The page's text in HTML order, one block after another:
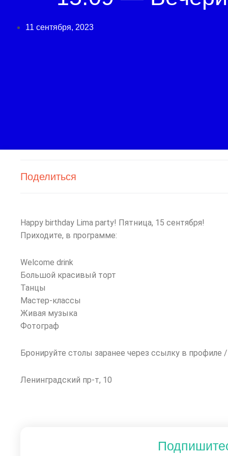
11 сентября, 2023
Поделиться
Happy birthday Lima party! Пятница, 15 сентября!
Приходите, в программе:
Welcome drink
Большой красивый торт
Танцы
Мастер-классы
Живая музыка
Фотограф
Бронируйте столы заранее через ссылку в профиле
Ленинградский пр-т, 10